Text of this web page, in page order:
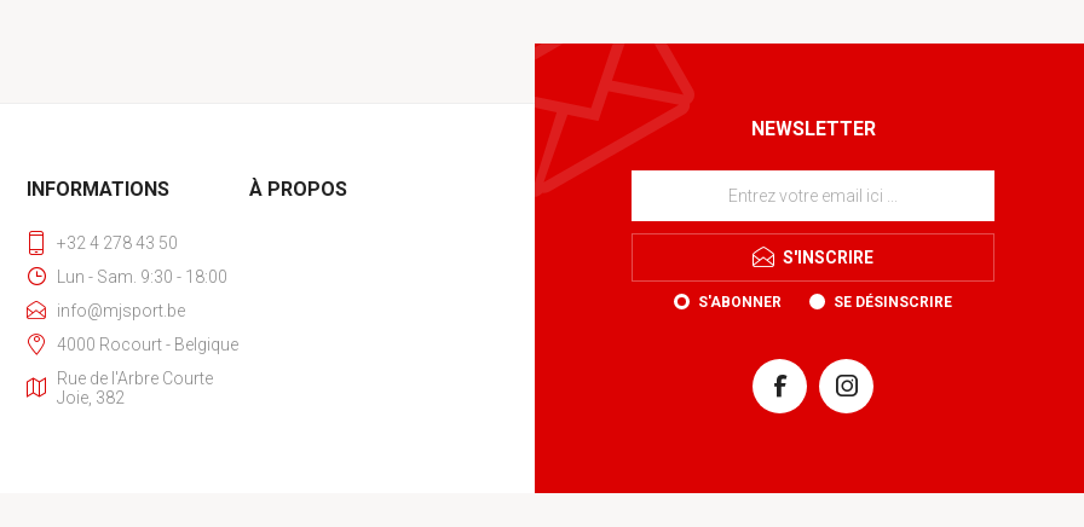
NEWSLETTER
S'INSCRIRE
S'ABONNER SE DÉSINSCRIRE
INFORMATIONS
+32 4 278 43 50
Lun - Sam. 9:30 - 18:00
info@mjsport.be
4000 Rocourt - Belgique
Rue de l'Arbre Courte
Joie, 382
À PROPOS